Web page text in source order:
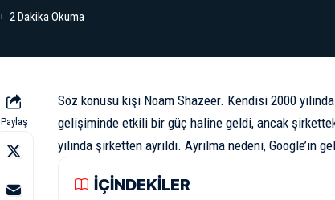
2 Dakika Okuma
Paylaş
Söz konusu kişi Noam Shazeer. Kendisi 2000 yılında
gelişiminde etkili bir güç haline geldi, ancak
yılında şirketten ayrıldı. Ayrılma nedeni,
İÇİNDEKİLER